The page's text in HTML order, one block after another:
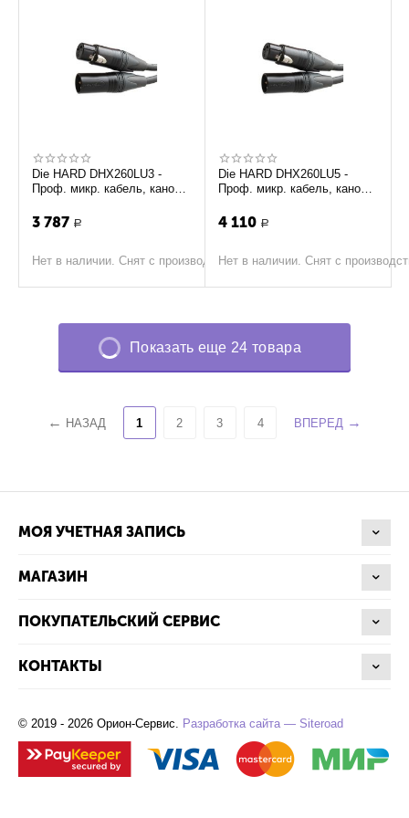
Die HARD DHX260LU3 -
Проф. микр. кабель, канон
длина - 3м
3 787 Р
Нет в наличии. Снят с производства
Die HARD DHX260LU5 -
Проф. микр. кабель, канон
длина - 5м
4 110 Р
Нет в наличии. Снят с
Показать еще 24 товара
НАЗАД 1 2 3 4 ВПЕРЕД
МОЯ УЧЕТНАЯ ЗАПИСЬ
МАГАЗИН
ПОКУПАТЕЛЬСКИЙ СЕРВИС
КОНТАКТЫ
© 2019 - 2026 Орион-Сервис. Разработка сайта — Siteroad